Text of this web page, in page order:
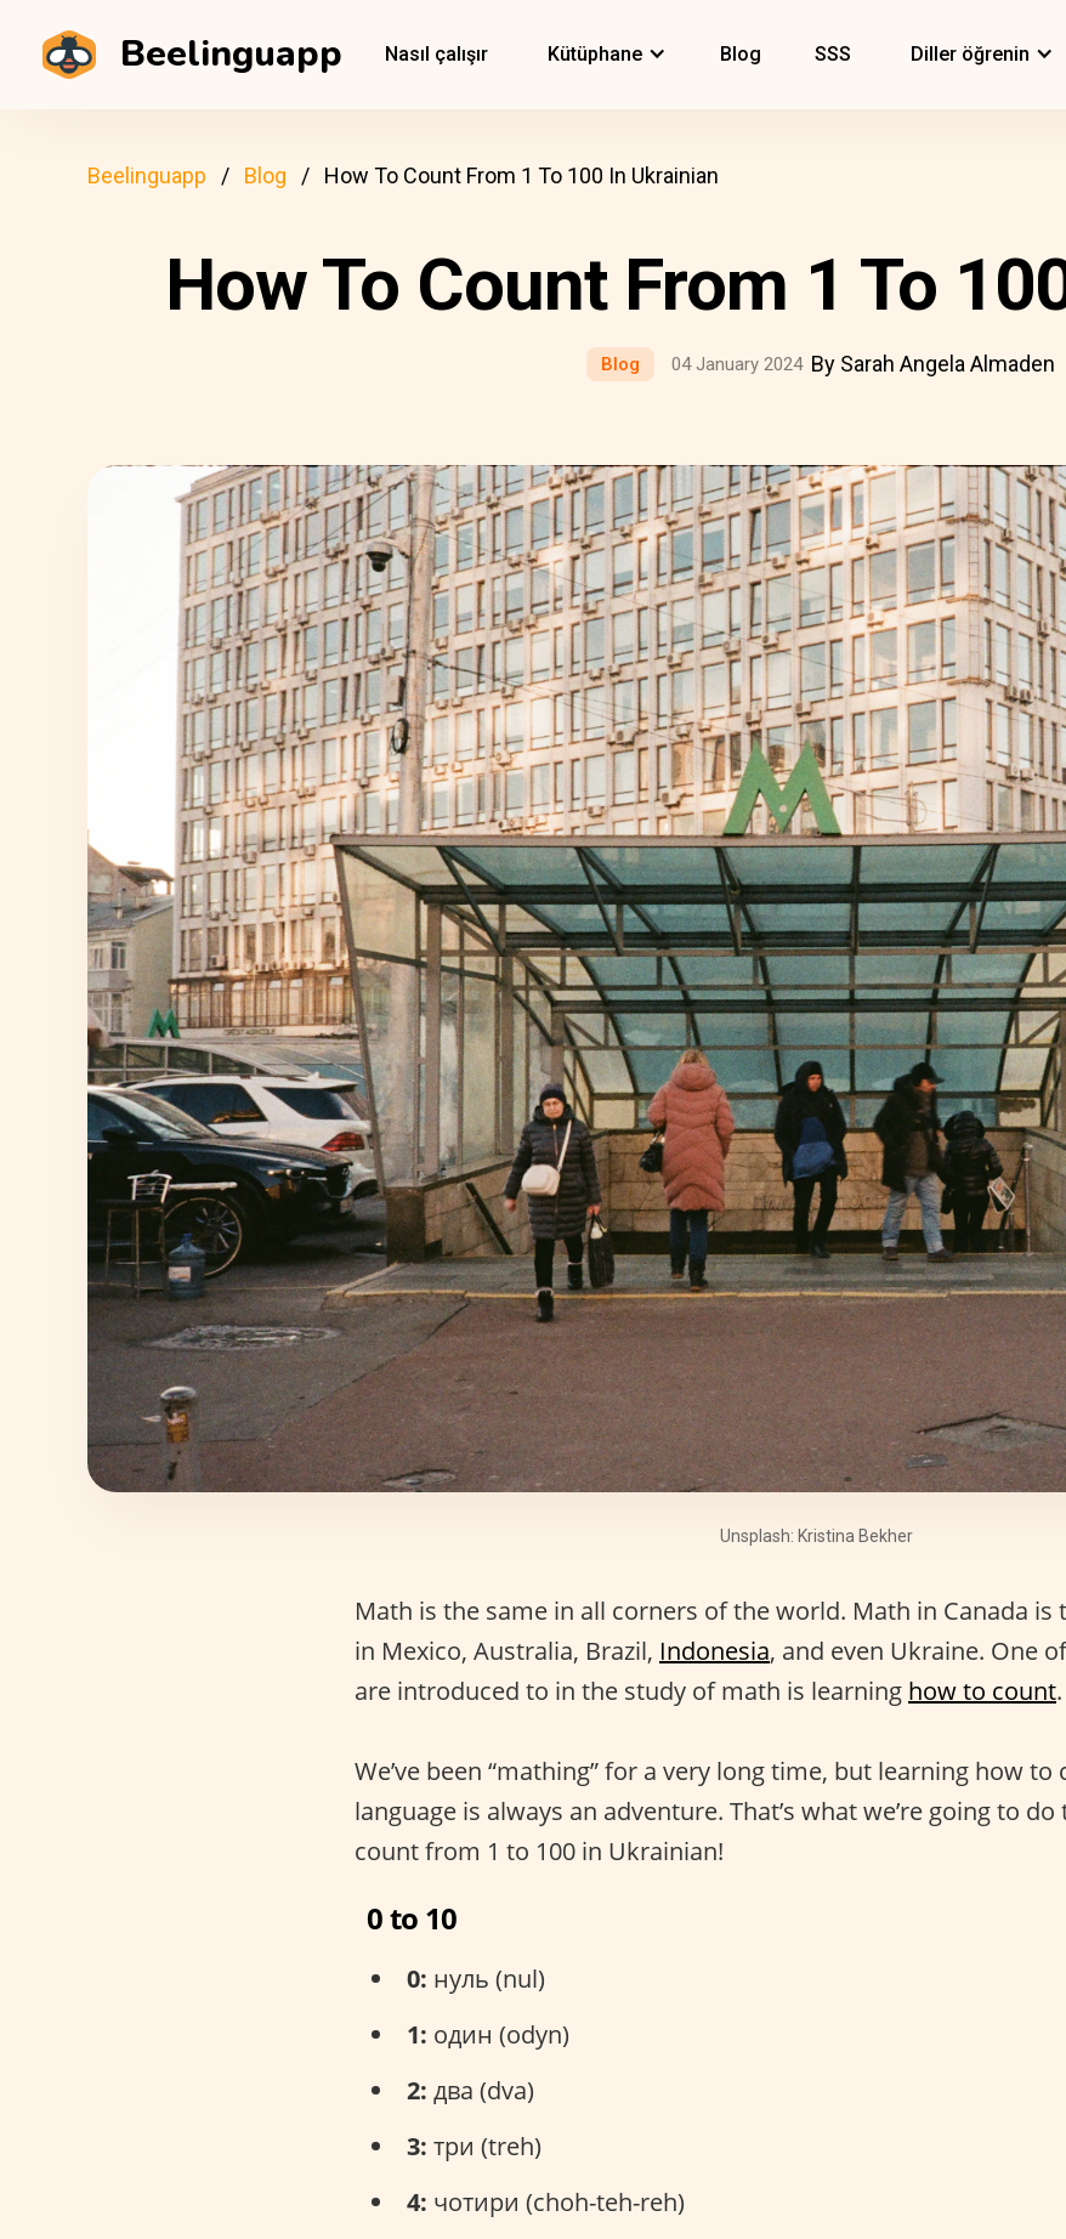
Beelinguapp Nasıl çalışır Kütüphane Blog SSS Diller öğrenin
Beelinguapp Blog How To Count From 1 To 100 In Ukrainian
How To Count From 1 To
Blog 04 January 2024 By Sarah Angela Almaden
Unsplash: Kristina Bekher
Math is the same in all corners of the world. Math in Canada is
in Mexico, Australia, Brazil, Indonesia, and even Ukraine. One
are introduced to in the study of math is learning how to count.
We’ve been “mathing” for a very long time, but learning how to
language is always an adventure. That’s what we’re going to
count from 1 to 100 in Ukrainian!
0 to 10
0: нуль (nul)
1: один (odyn)
2: два (dva)
3: три (treh)
4: чотири (choh-teh-reh)